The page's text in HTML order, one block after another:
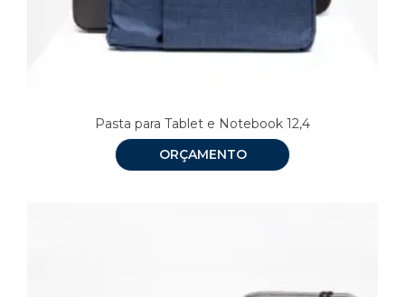
Pasta para Tablet e Notebook 12,4
ORÇAMENTO